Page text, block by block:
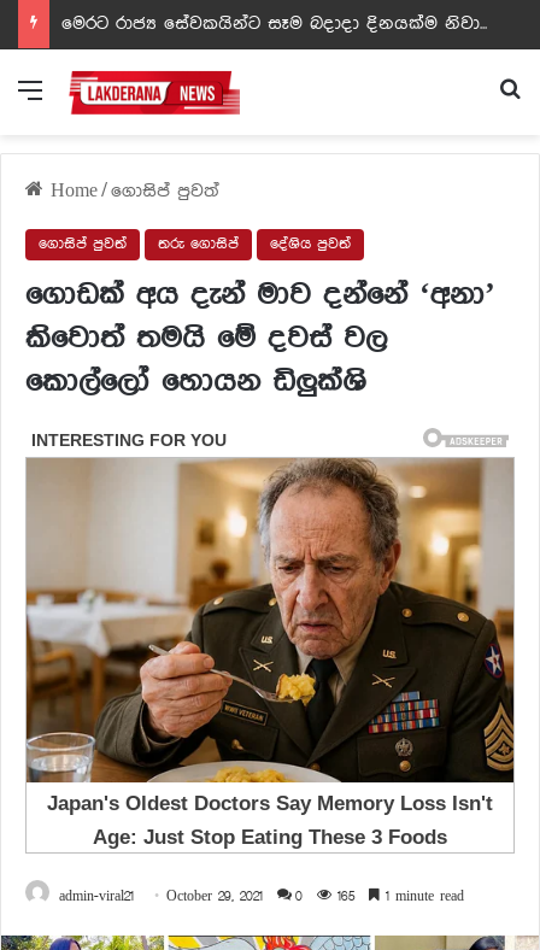
ඩඩ්ලිට දෙවෙනි නොවූ රත්න සහල් අධිපති..- PHOTOS
Menu
Home/ගොසිප් පුවත්
ගොසිප් පුවත් තරු ගොසිප් දේශිය පුවත්
ගොඩක් අය දැන් මාව දන්නේ ‘අනා’
කිවොත් තමයි මේ දවස් වල
කොල්ලෝ හොයන ඩිලුක්ශි
admin-viral21 October 29, 2021 0 165 1 minute read